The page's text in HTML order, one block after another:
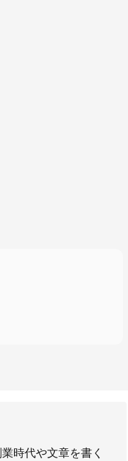
時代や文章を書く